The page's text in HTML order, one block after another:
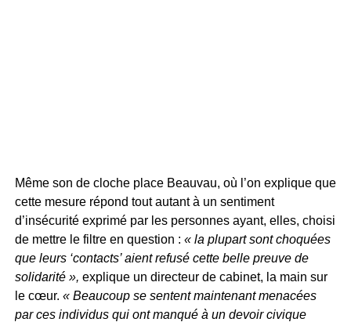
Même son de cloche place Beauvau, où l’on explique que
cette mesure répond tout autant à un sentiment
d’insécurité exprimé par les personnes ayant, elles, choisi
de mettre le filtre en question : « la plupart sont choquées
que leurs ‘contacts’ aient refusé cette belle preuve de
solidarité », explique un directeur de cabinet, la main sur
le cœur. « Beaucoup se sentent maintenant menacées
par ces individus qui ont manqué à un devoir civique